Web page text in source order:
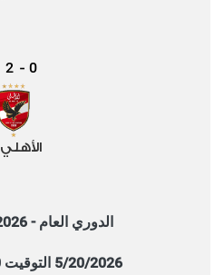
0
-
2
الأهلي
الدوري العام - 2025/2026
5/20/2026 التوقيت 8:00 PM